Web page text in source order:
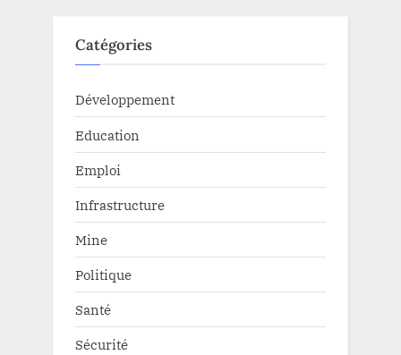
Catégories
Développement
Education
Emploi
Infrastructure
Mine
Politique
Santé
Sécurité